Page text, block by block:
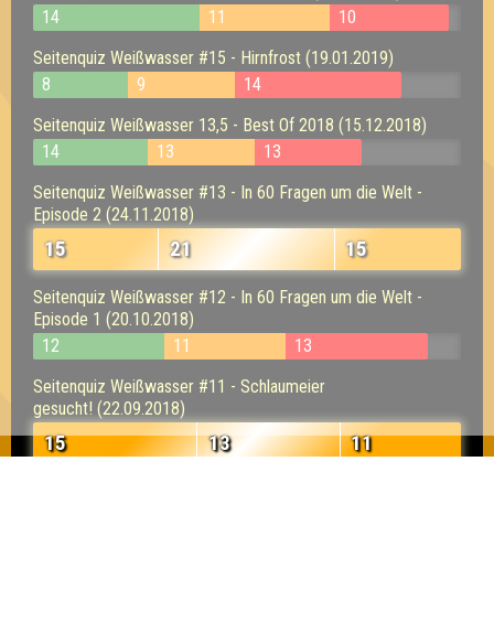
14
11
10
Seitenquiz Weißwasser #15 - Hirnfrost (19.01.2019)
8
9
14
Seitenquiz Weißwasser 13,5 - Best Of 2018 (15.12.2018)
14
13
13
Seitenquiz Weißwasser #13 - In 60 Fragen um die Welt -
Episode 2 (24.11.2018)
15 21 15
Seitenquiz Weißwasser #12 - In 60 Fragen um die Welt -
Episode 1 (20.10.2018)
12
11
13
Seitenquiz Weißwasser #11 - Schlaumeier
gesucht! (22.09.2018)
15 13 11